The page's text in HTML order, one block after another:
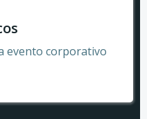
evento corporativo